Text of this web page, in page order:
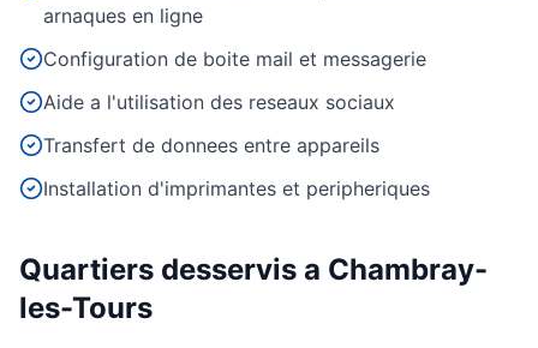
Besoin d'aide informatique ?
arnaques en ligne
Configuration de boite mail et messagerie
Aide a l'utilisation des reseaux sociaux
Transfert de donnees entre appareils
Installation d'imprimantes et peripheriques
Quartiers desservis a Chambray-
les-Tours